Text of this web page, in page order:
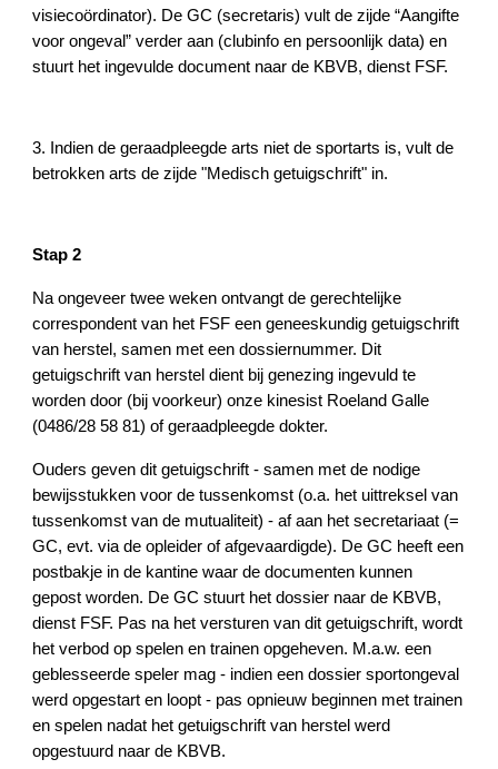
visiecoördinator). De GC (secretaris) vult de zijde “Aangifte
voor ongeval” verder aan (clubinfo en persoonlijk data) en
stuurt het ingevulde document naar de KBVB, dienst FSF.
3. Indien de geraadpleegde arts niet de sportarts is, vult de
betrokken arts de zijde "Medisch getuigschrift" in.
Stap 2
Na ongeveer twee weken ontvangt de gerechtelijke
correspondent van het FSF een geneeskundig getuigschrift
van herstel, samen met een dossiernummer. Dit
getuigschrift van herstel dient bij genezing ingevuld te
worden door (bij voorkeur) onze kinesist Roeland Galle
(0486/28 58 81) of geraadpleegde dokter.
Ouders geven dit getuigschrift - samen met de nodige
bewijsstukken voor de tussenkomst (o.a. het uittreksel van
tussenkomst van de mutualiteit) - af aan het secretariaat (=
GC, evt. via de opleider of afgevaardigde). De GC heeft een
postbakje in de kantine waar de documenten kunnen
gepost worden. De GC stuurt het dossier naar de KBVB,
dienst FSF. Pas na het versturen van dit getuigschrift, wordt
het verbod op spelen en trainen opgeheven. M.a.w. een
geblesseerde speler mag - indien een dossier sportongeval
werd opgestart en loopt - pas opnieuw beginnen met trainen
en spelen nadat het getuigschrift van herstel werd
opgestuurd naar de KBVB.